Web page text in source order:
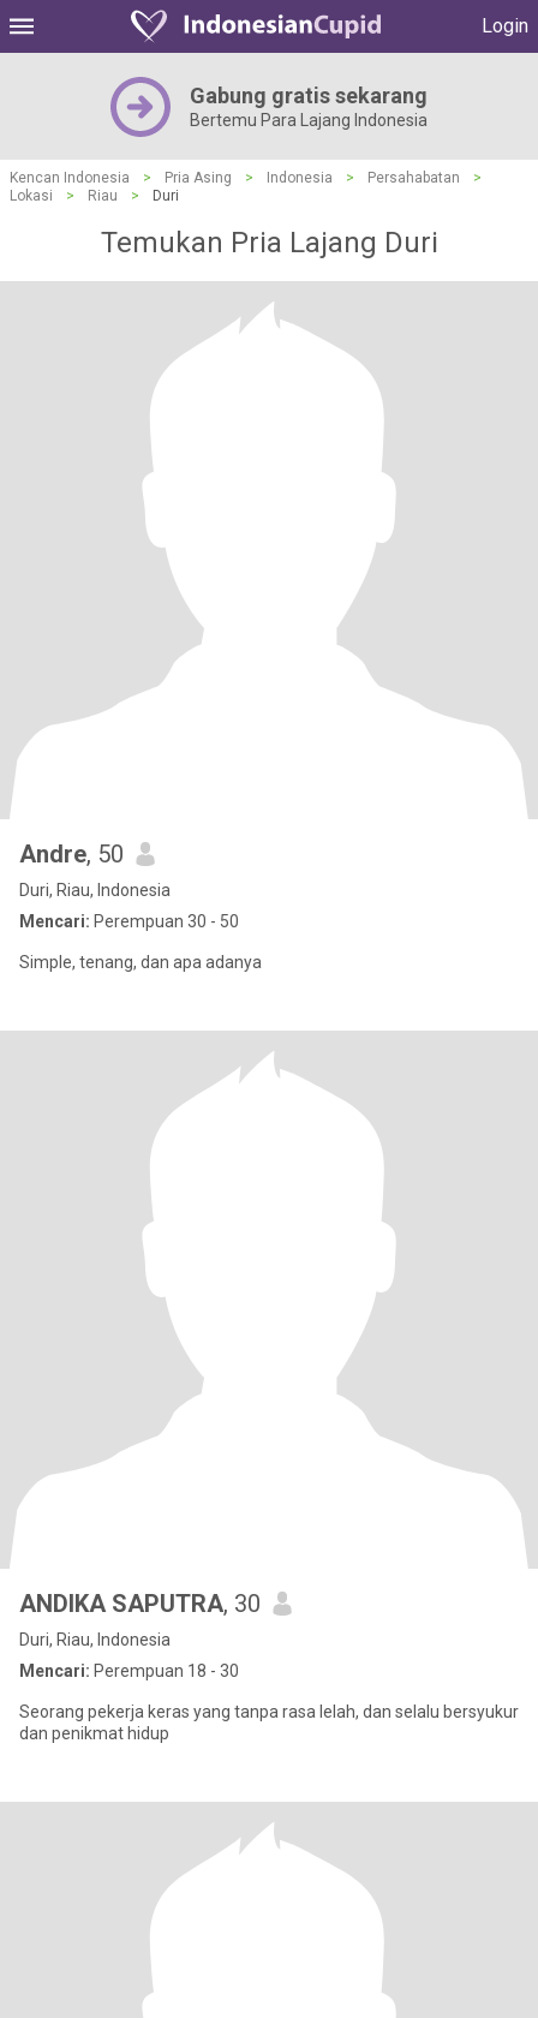
Login
Gabung gratis sekarang
Bertemu Para Lajang Indonesia
Kencan Indonesia > Pria Asing > Indonesia > Persahabatan
>
Lokasi
> Riau > Duri
Temukan Pria Lajang Duri
Andre, 50
Duri, Riau, Indonesia
Mencari: Perempuan 30 - 50
Simple, tenang, dan apa adanya
ANDIKA SAPUTRA, 30
Duri, Riau, Indonesia
Mencari: Perempuan 18 - 30
Seorang pekerja keras yang tanpa rasa lelah, dan selalu bersyukur
dan penikmat hidup